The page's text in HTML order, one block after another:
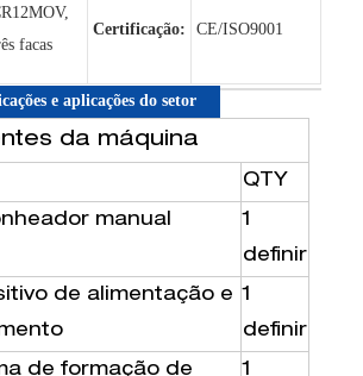
facas
Certificação: CE/ISO9001
e aplicações do setor
da máquina
QTY
manual
1
definir
de alimentação e 1
definir
de formação de
1